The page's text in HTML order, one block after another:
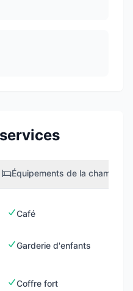
Équipements de la chambre
Café
Garderie d'enfants
Coffre fort